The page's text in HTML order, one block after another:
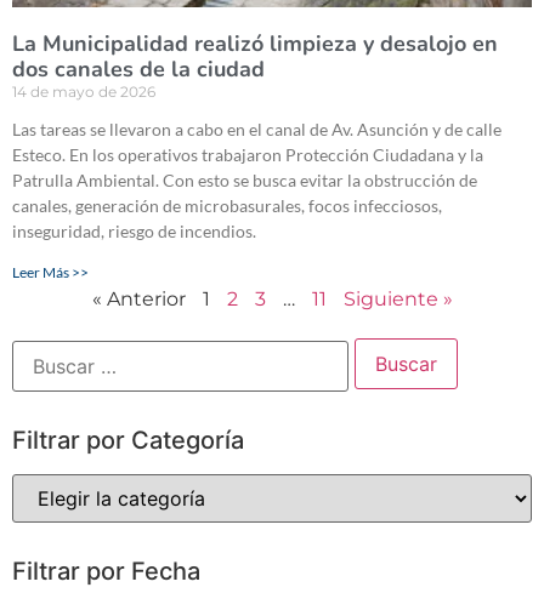
La Municipalidad realizó limpieza y desalojo en
dos canales de la ciudad
14 de mayo de 2026
Las tareas se llevaron a cabo en el canal de Av. Asunción y de calle
Esteco. En los operativos trabajaron Protección Ciudadana y la
Patrulla Ambiental. Con esto se busca evitar la obstrucción de
canales, generación de microbasurales, focos infecciosos,
inseguridad, riesgo de incendios.
Leer Más >>
« Anterior 1 2 3 … 11 Siguiente »
Filtrar por Categoría
Filtrar por Fecha